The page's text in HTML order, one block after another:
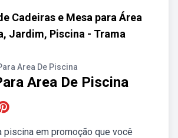
Cadeiras e Mesa para Área
Jardim, Piscina - Trama
Area De Piscina
Area De Piscina
piscina em promoção que você